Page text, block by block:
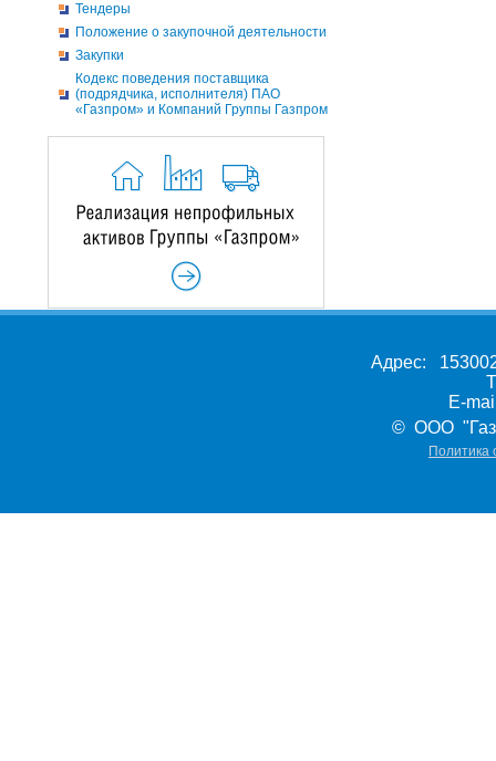
Тендеры
Положение о закупочной деятельности
Закупки
Кодекс поведения поставщика
(подрядчика, исполнителя) ПАО
«Газпром» и Компаний Группы Газпром
Адрес:
E-
© ООО
Политика